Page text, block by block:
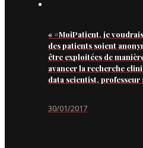
« #MoiPatient, je
des patients soient
être exploitées de
avancer la recherche
data scientist, professeur
30/01/2017